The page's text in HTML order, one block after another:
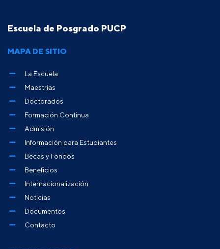
Escuela de Posgrado PUCP
MAPA DE SITIO
La Escuela
Maestrías
Doctorados
Formación Continua
Admisión
Información para Estudiantes
Becas y Fondos
Beneficios
Internacionalización
Noticias
Documentos
Contacto